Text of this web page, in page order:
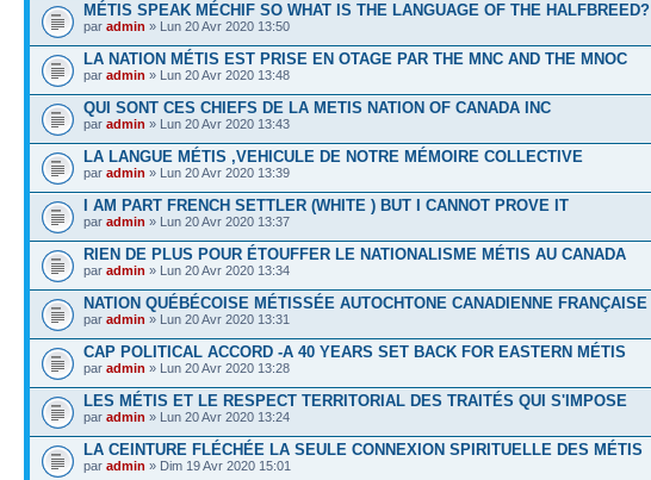
MÉTIS SPEAK MÉCHIF SO WHAT IS THE LANGUAGE OF THE HALFBREED?
par admin » Lun 20 Avr 2020 13:50
LA NATION MÉTIS EST PRISE EN OTAGE PAR THE MNC AND THE MNOC
par admin » Lun 20 Avr 2020 13:48
QUI SONT CES CHIEFS DE LA METIS NATION OF CANADA INC
par admin » Lun 20 Avr 2020 13:43
LA LANGUE MÉTIS ,VEHICULE DE NOTRE MÉMOIRE COLLECTIVE
par admin » Lun 20 Avr 2020 13:39
I AM PART FRENCH SETTLER (WHITE ) BUT I CANNOT PROVE IT
par admin » Lun 20 Avr 2020 13:37
RIEN DE PLUS POUR ÉTOUFFER LE NATIONALISME MÉTIS AU CANADA
par admin » Lun 20 Avr 2020 13:34
NATION QUÉBÉCOISE MÉTISSÉE AUTOCHTONE CANADIENNE FRANÇAISE
par admin » Lun 20 Avr 2020 13:31
CAP POLITICAL ACCORD -A 40 YEARS SET BACK FOR EASTERN MÉTIS
par admin » Lun 20 Avr 2020 13:28
LES MÉTIS ET LE RESPECT TERRITORIAL DES TRAITÉS QUI S'IMPOSE
par admin » Lun 20 Avr 2020 13:24
LA CEINTURE FLÉCHÉE LA SEULE CONNEXION SPIRITUELLE DES MÉTIS
par admin » Dim 19 Avr 2020 15:01